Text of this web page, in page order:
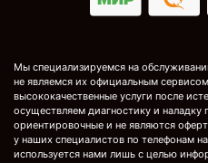
Мы специализируемся на
не являемся их официальным
высококачественные услуги после
осуществляем диагностику и
ориентировочные и не являются
у наших специалистов по телефонам
используется нами лишь с целью